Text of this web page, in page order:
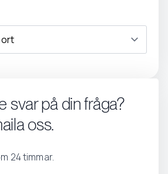
svar på din fråga?
oss.
24 timmar.